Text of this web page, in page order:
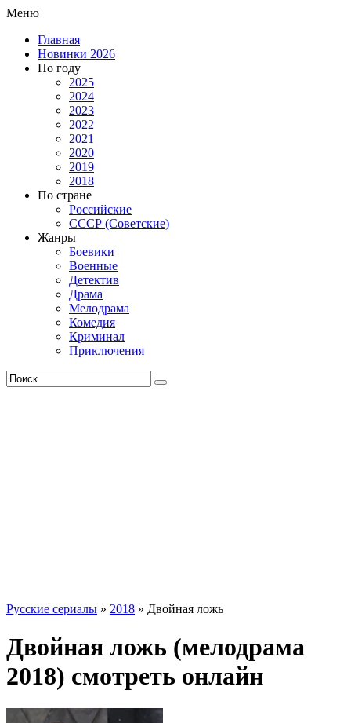
Меню
Главная
Новинки 2026
По году
2025
2024
2023
2022
2021
2020
2019
2018
По стране
Российские
СССР (Советские)
Жанры
Боевики
Военные
Детектив
Драма
Мелодрама
Комедия
Криминал
Приключения
Русские сериалы » 2018 » Двойная ложь
Двойная ложь (мелодрама
2018) смотреть онлайн